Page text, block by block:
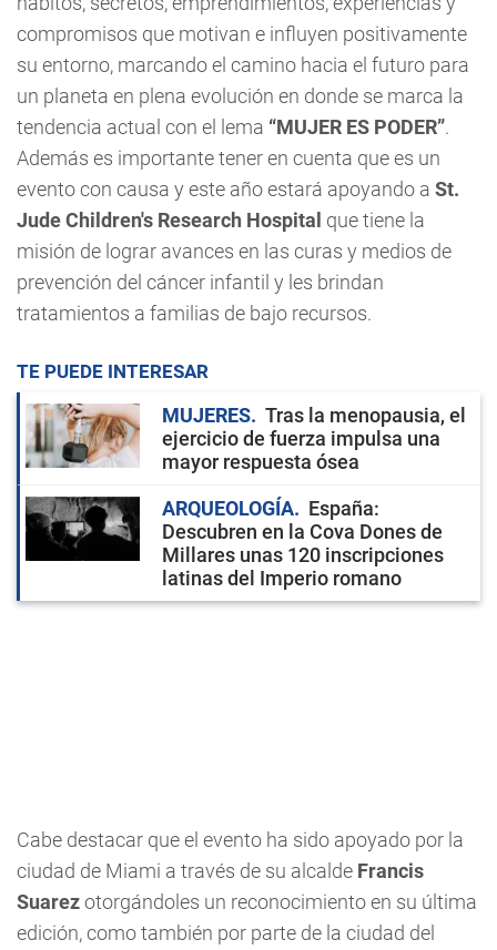
compromisos que motivan e influyen positivamente
su entorno, marcando el camino hacia el futuro para
un planeta en plena evolución en donde se marca la
tendencia actual con el lema “MUJER ES PODER”.
Además es importante tener en cuenta que es un
evento con causa y este año estará apoyando a St.
Jude Children's Research Hospital que tiene la
misión de lograr avances en las curas y medios de
prevención del cáncer infantil y les brindan
tratamientos a familias de bajo recursos.
TE PUEDE INTERESAR
MUJERES
Tras la menopausia, el
ejercicio de fuerza impulsa una
mayor respuesta ósea
ARQUEOLOGÍA
España:
Descubren en la Cova Dones de
Millares unas 120 inscripciones
latinas del Imperio romano
Cabe destacar que el evento ha sido apoyado por la
ciudad de Miami a través de su alcalde Francis
Suarezotorgándoles un reconocimiento en su última
edición, como también por parte de la ciudad del